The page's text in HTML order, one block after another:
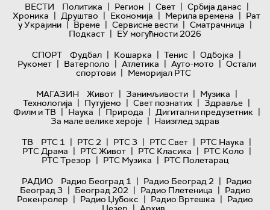
ВЕСТИ Политика | Регион | Свет | Србија данас |
Хроника | Друштво | Економија | Мерила времена | Рат
у Украјини | Време | Сервисне вести | Сматрачница |
Подкаст | ЕУ могућности 2026
СПОРТ
Фудбал | Кошарка | Тенис | Одбојка |
Рукомет | Ватерполо | Атлетика | Ауто-мото | Остали
спортови | Меморијал РТС
МАГАЗИН
Живот | Занимљивости | Музика |
Технологијa | Путујемо | Свет познатих | Здравље |
Филм и ТВ | Наука | Природа | Дигитални предузетник |
За мале велике хероје | Наизглед здрав
ТВ
РТС 1 | РТС 2 | РТС 3 | РТС Свет | РТС Наука |
РТС Драма | РТС Живот | РТС Класика | РТС Коло |
РТС Трезор | РТС Музика | РТС Полетарац
РАДИО
Радио Београд 1 | Радио Београд 2 | Радио
Београд 3 | Београд 202 | Радио Плетеница | Радио
Рокенролер | Радио Џубокс | Радио Вртешка | Радио